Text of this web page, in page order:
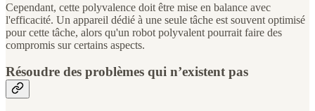
Cependant, cette polyvalence doit être mise en balance avec
l'efficacité. Un appareil dédié à une seule tâche est souvent optimisé
pour cette tâche, alors qu'un robot polyvalent pourrait faire des
compromis sur certains aspects.
Résoudre des problèmes qui n’existent pas